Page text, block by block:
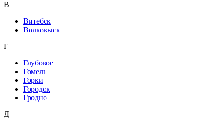
В
Витебск
Волковыск
Г
Глубокое
Гомель
Горки
Городок
Гродно
Д